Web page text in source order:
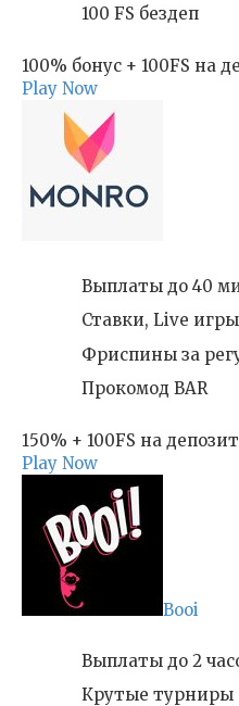
100 FS бездеп
100% бонус + 100FS на
Play Now
Выплаты до 40
Ставки, Live игры
Фриспины за
Прокомод BAR
150% + 100FS на депозит
Play Now
Booi
Выплаты до 2
Крутые турниры